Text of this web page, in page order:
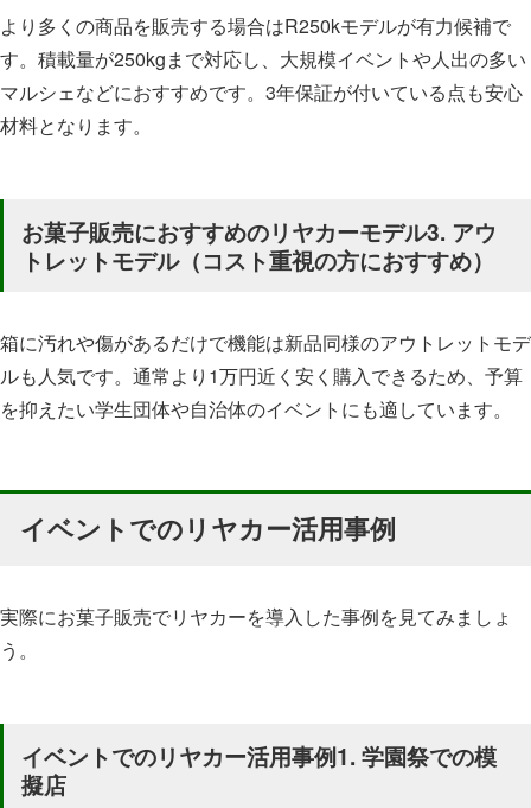
より多くの商品を販売する場合はR250kモデルが有力候補で
す。積載量が250kgまで対応し、大規模イベントや人出の多い
マルシェなどにおすすめです。3年保証が付いている点も安心
材料となります。
お菓子販売におすすめのリヤカーモデル3. アウ
トレットモデル（コスト重視の方におすすめ）
箱に汚れや傷があるだけで機能は新品同様のアウトレットモデ
ルも人気です。通常より1万円近く安く購入できるため、予算
を抑えたい学生団体や自治体のイベントにも適しています。
イベントでのリヤカー活用事例
実際にお菓子販売でリヤカーを導入した事例を見てみましょ
う。
イベントでのリヤカー活用事例1. 学園祭での模
擬店